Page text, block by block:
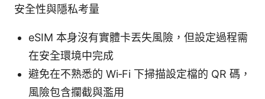
安全性與隱私考量
eSIM 本身沒有實體卡丟失風險，但設定過程需
在安全環境中完成
避免在不熟悉的 Wi‑Fi 下掃描設定檔的 QR 碼，
風險包含攔截與濫用